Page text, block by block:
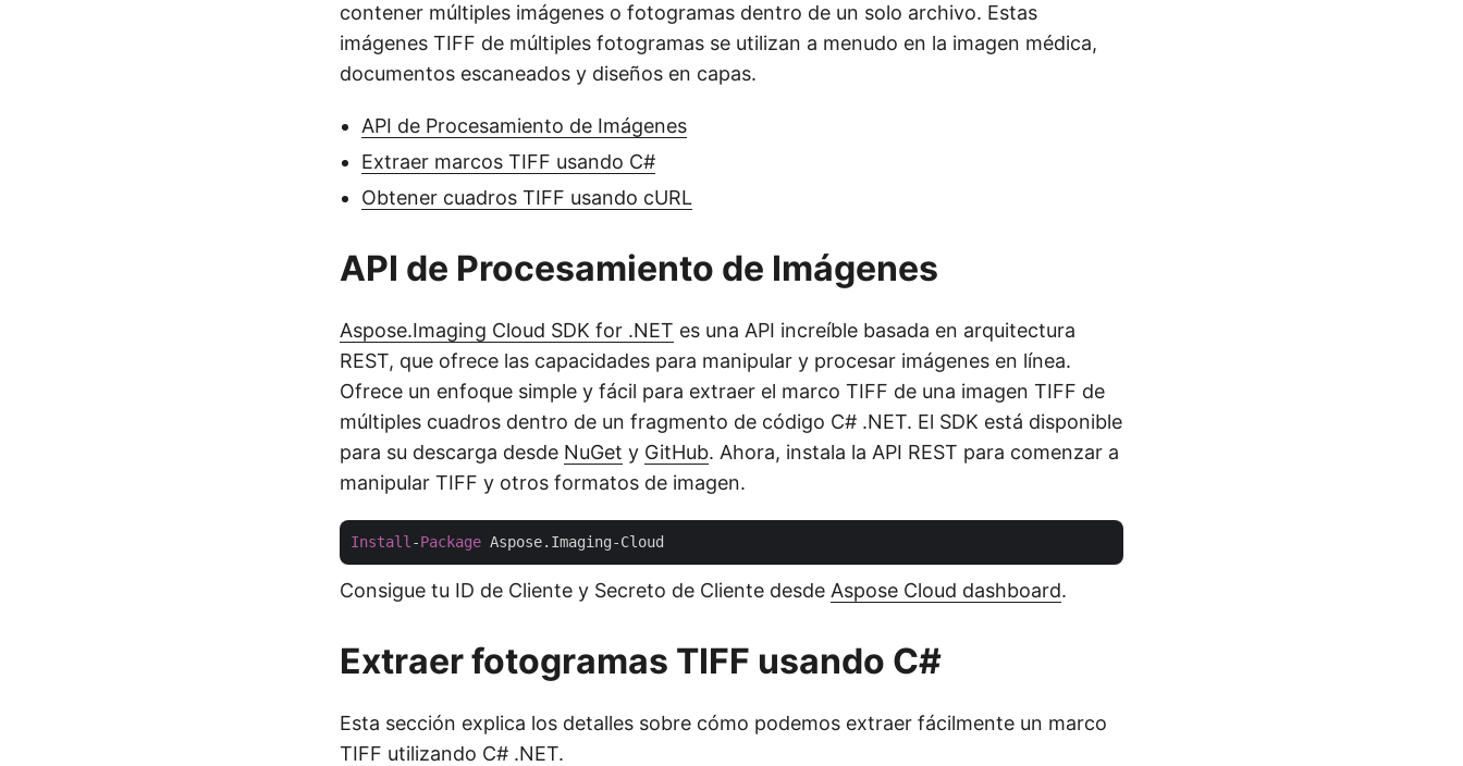
contener múltiples imágenes o fotogramas dentro de un solo archivo. Estas
imágenes TIFF de múltiples fotogramas se utilizan a menudo en la imagen médica,
documentos escaneados y diseños en capas.
API de Procesamiento de Imágenes
Extraer marcos TIFF usando C#
Obtener cuadros TIFF usando cURL
API de Procesamiento de Imágenes
Aspose.Imaging Cloud SDK for .NET es una API increíble basada en arquitectura
REST, que ofrece las capacidades para manipular y procesar imágenes en línea.
Ofrece un enfoque simple y fácil para extraer el marco TIFF de una imagen TIFF de
múltiples cuadros dentro de un fragmento de código C# .NET. El SDK está disponible
para su descarga desde NuGet y GitHub. Ahora, instala la API REST para comenzar a
manipular TIFF y otros formatos de imagen.
Install -Package
Consigue tu ID de Cliente y Secreto de Cliente desde Aspose Cloud dashboard.
Extraer fotogramas TIFF usando C#
Esta sección explica los detalles sobre cómo podemos extraer fácilmente un marco
TIFF utilizando C# .NET.